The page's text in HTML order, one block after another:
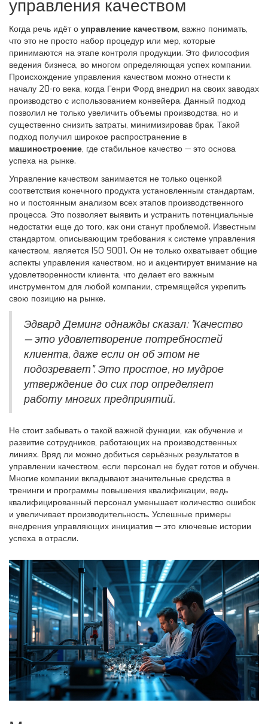
управления качеством
Когда речь идёт о управление качеством, важно понимать,
что это не просто набор процедур или мер, которые
принимаются на этапе контроля продукции. Это философия
ведения бизнеса, во многом определяющая успех компании.
Происхождение управления качеством можно отнести к
началу 20-го века, когда Генри Форд внедрил на своих заводах
производство с использованием конвейера. Данный подход
позволил не только увеличить объемы производства, но и
существенно снизить затраты, минимизировав брак. Такой
подход получил широкое распространение в
машиностроение, где стабильное качество — это основа
успеха на рынке.
Управление качеством занимается не только оценкой
соответствия конечного продукта установленным стандартам,
но и постоянным анализом всех этапов производственного
процесса. Это позволяет выявить и устранить потенциальные
недостатки еще до того, как они станут проблемой. Известным
стандартом, описывающим требования к системе управления
качеством, является ISO 9001. Он не только охватывает общие
аспекты управления качеством, но и акцентирует внимание на
удовлетворенности клиента, что делает его важным
инструментом для любой компании, стремящейся укрепить
свою позицию на рынке.
Эдвард Деминг однажды сказал: "Качество
— это удовлетворение потребностей
клиента, даже если он об этом не
подозревает". Это простое, но мудрое
утверждение до сих пор определяет
работу многих предприятий.
Не стоит забывать о такой важной функции, как обучение и
развитие сотрудников, работающих на производственных
линиях. Вряд ли можно добиться серьёзных результатов в
управлении качеством, если персонал не будет готов и обучен.
Многие компании вкладывают значительные средства в
тренинги и программы повышения квалификации, ведь
квалифицированный персонал уменьшает количество ошибок
и увеличивает производительность. Успешные примеры
внедрения управляющих инициатив — это ключевые истории
успеха в отрасли.